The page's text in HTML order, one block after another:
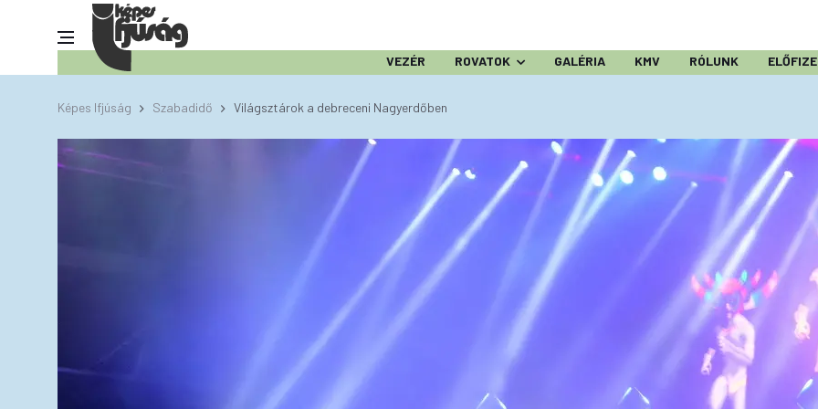
VEZÉR ROVATOK GALÉRIA KMV RÓLUNK
Képes Ifjúság Szabadidő Világsztárok a debreceni Nagyerdőben